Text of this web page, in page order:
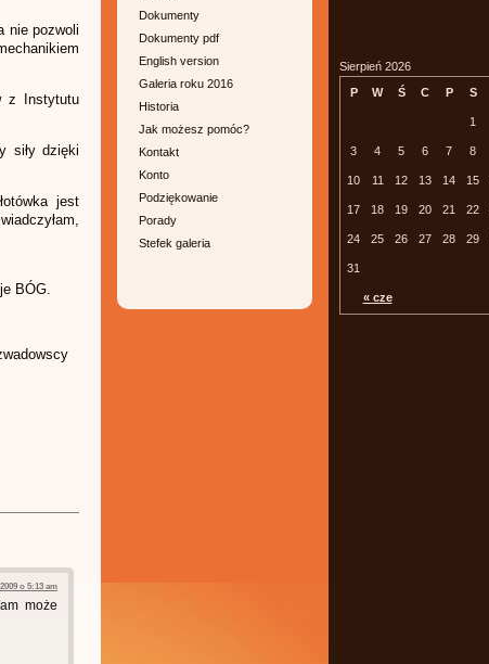
nie pozwoli
z Instytutu
siły dzięki
jest
BÓG.
o 5:13 am
może
Dokumenty
Dokumenty pdf
English version
Galeria roku 2016
Historia
Jak możesz pomóc?
Kontakt
Konto
Podziękowanie
Porady
Stefek galeria
Sierpień 2026
P
W Ś C P S
« cze
1
3 4 5 6 7 8
10 11 12 13 14 15
17 18 19 20 21 22
24 25 26 27 28 29
31